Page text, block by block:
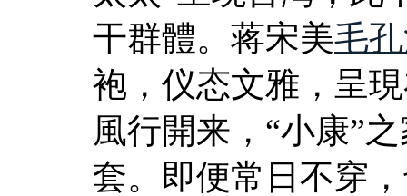
干群體。蒋宋美毛
袍，仪态文雅，呈
風行開来，“小康”
套。即便常日不穿